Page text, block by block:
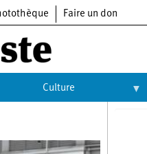
Faire un don
Culture